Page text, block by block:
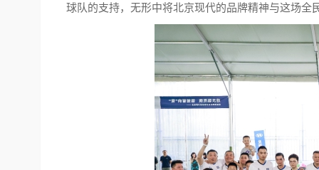
球队的支持，无形中将北京现代的品牌精神与这场全